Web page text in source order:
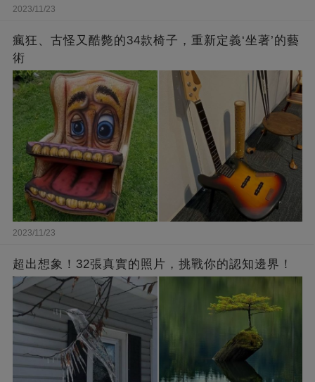
2023/11/23
瘋狂、古怪又酷斃的34款椅子，重新定義‘坐著’的藝
術
2023/11/23
超出想象！32張真實的照片，挑戰你的認知邊界！